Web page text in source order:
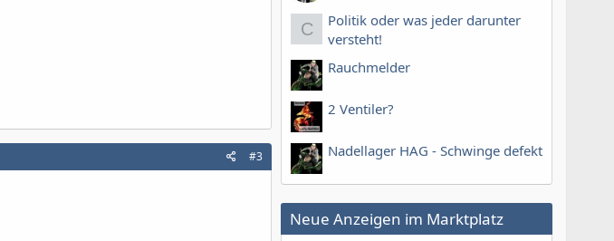
#3
C
Politik oder was jeder darunter
versteht!
Rauchmelder
2 Ventiler?
Nadellager HAG - Schwinge defekt
Neue Anzeigen im Marktplatz